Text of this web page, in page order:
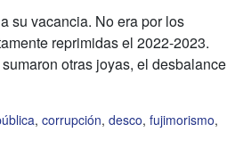
su vacancia. No era por los
reprimidas el 2022-2023.
otras joyas, el desbalance
, corrupción, desco, fujimorismo,